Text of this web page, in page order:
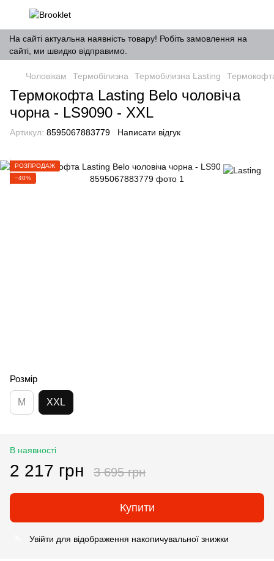
На сайті актуальна наявність товару! Робіть замовлення на
сайті, ми швидко відправимо.
Чоловікам Термобілизна Термобілизна Lasting
Термокофта Lasting Belo чоловіча
чорна - LS9090 - XXL
Артикул: 8595067883779 Написати відгук
РОЗПРОДАЖ
−40%
Розмір
M XXL
В наявності
2 217 грн 3 695 грн
Купити
Увійти для відображення накопичувальної знижки